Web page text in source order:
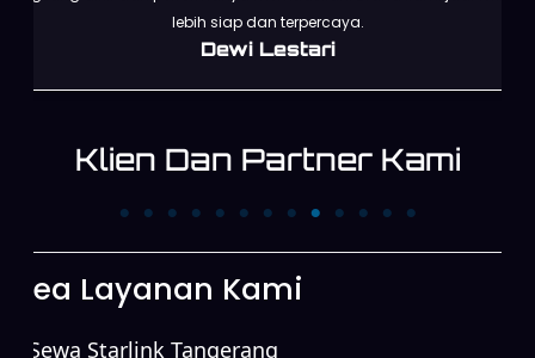
lebih siap dan terpercaya.
Dewi Lestari
Klien Dan Partner Kami
PT. Trans News
Corpora
Area Layanan Kami
Sewa Starlink Tangerang